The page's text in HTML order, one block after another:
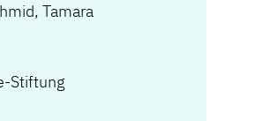
, Tamara
Stiftung